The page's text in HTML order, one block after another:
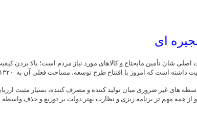
ای
شان تأمین مایحتاج و کالاهای مورد نیاز مردم است؛ بالا بردن
های غیر ضروری میان تولید کننده و مصرف کننده، بسیار مثبت
همه مهم تر برنامه ریزی و نظارت بهتر دولت بر توزیع و حذف واسطه